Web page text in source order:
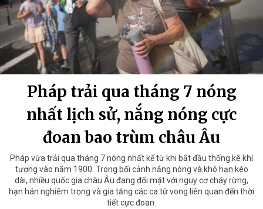
Pháp trải qua tháng 7 nóng
nhất lịch sử, nắng nóng cực
đoan bao trùm châu Âu
Pháp vừa trải qua tháng 7 nóng nhất kể từ khi bắt đầu thống kê khí
tượng vào năm 1900. Trong bối cảnh nắng nóng và khô hạn kéo
dài, nhiều quốc gia châu Âu đang đối mặt với nguy cơ cháy rừng,
hạn hán nghiêm trọng và gia tăng các ca tử vong liên quan đến thời
tiết cực đoan.